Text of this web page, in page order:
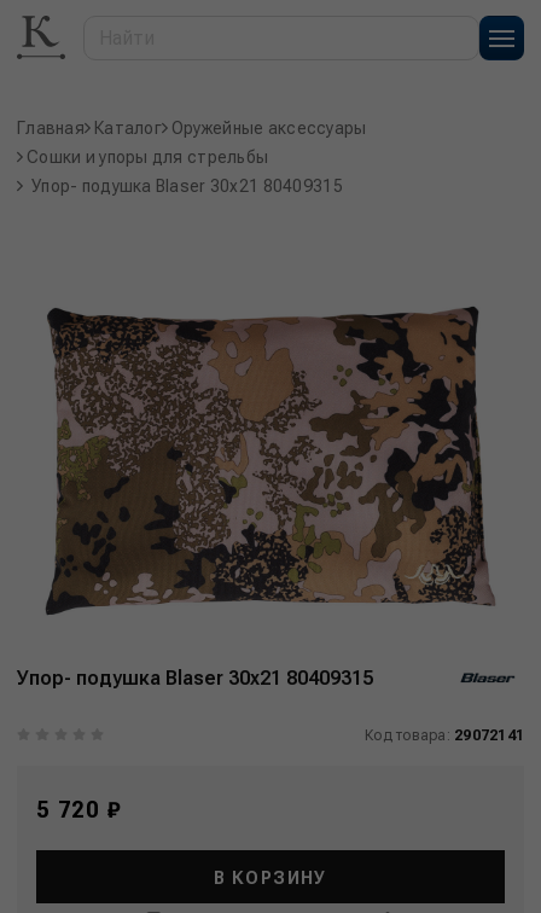
Главная Каталог Оружейные аксессуары
Сошки и упоры для стрельбы
Упор- подушка Blaser 30x21 80409315
Упор- подушка Blaser 30x21 80409315
Код товара: 29072141
5 720 ₽
В КОРЗИНУ